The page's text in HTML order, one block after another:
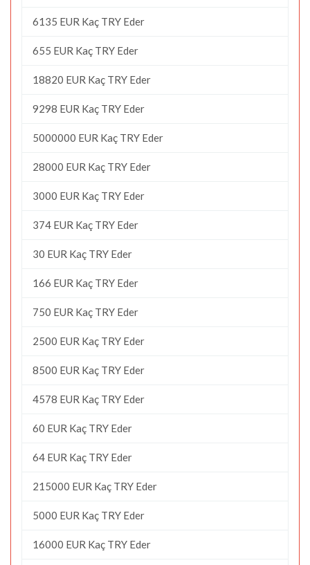
6135 EUR Kaç TRY Eder
655 EUR Kaç TRY Eder
18820 EUR Kaç TRY Eder
9298 EUR Kaç TRY Eder
5000000 EUR Kaç TRY Eder
28000 EUR Kaç TRY Eder
3000 EUR Kaç TRY Eder
374 EUR Kaç TRY Eder
30 EUR Kaç TRY Eder
166 EUR Kaç TRY Eder
750 EUR Kaç TRY Eder
2500 EUR Kaç TRY Eder
8500 EUR Kaç TRY Eder
4578 EUR Kaç TRY Eder
60 EUR Kaç TRY Eder
64 EUR Kaç TRY Eder
215000 EUR Kaç TRY Eder
5000 EUR Kaç TRY Eder
16000 EUR Kaç TRY Eder